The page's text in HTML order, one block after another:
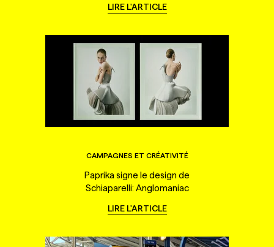
LIRE L'ARTICLE
CAMPAGNES ET CRÉATIVITÉ
Paprika signe le design de
Schiaparelli: Anglomaniac
LIRE L'ARTICLE